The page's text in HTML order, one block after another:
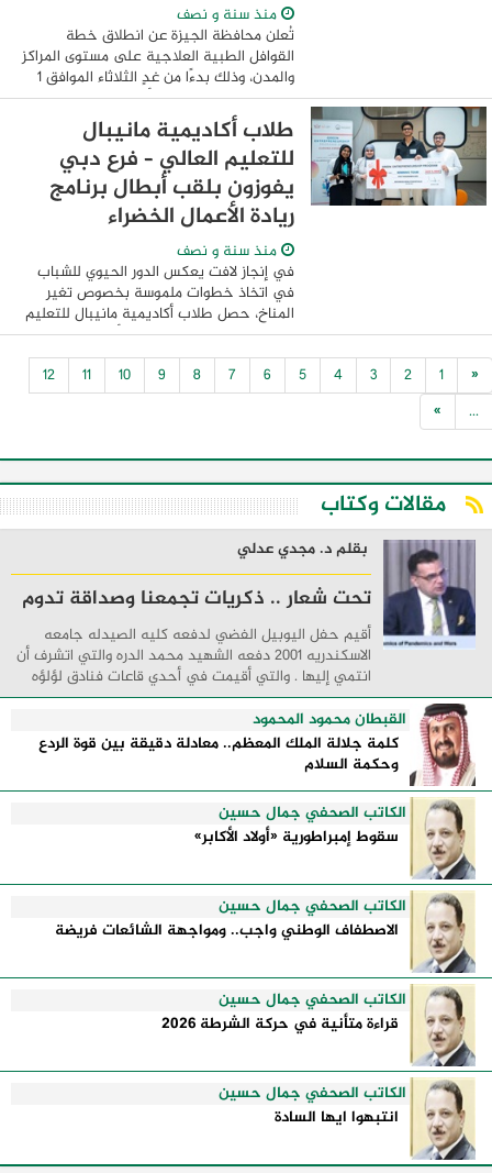
منذ سنة و نصف
تُعلن محافظة الجيزة عن انطلاق خطة
القوافل الطبية العلاجية على مستوى المراكز
والمدن، وذلك بدءًا من غدٍ الثلاثاء الموافق 1
يوليو 2025، ومن المقرر أن تستمر لمدة 6
أشهر حتى نهاية ديسمبر 2025. وأكد ...
طلاب أكاديمية مانيبال
للتعليم العالي – فرع دبي
يفوزون بلقب أبطال برنامج
ريادة الأعمال الخضراء
منذ سنة و نصف
في إنجاز لافت يعكس الدور الحيوي للشباب
في اتخاذ خطوات ملموسة بخصوص تغير
المناخ، حصل طلاب أكاديمية مانيبال للتعليم
العالي – فرع دبي على لقب أبطال برنامج
ريادة الأعمال الخضراء الذي تستضيفه جامعة
عجمان ...
«
1
2
3
4
5
6
7
8
9
10
11
12
...
»
مقالات وكتاب
بقلم د. مجدي عدلي
تحت شعار .. ذكريات تجمعنا وصداقة تدوم
أقيم حفل اليوبيل الفضي لدفعه كليه الصيدله جامعه
الاسكندريه 2001 دفعه الشهيد محمد الدره والتي اتشرف أن
انتمي إليها . والتي أقيمت في أحدي قاعات فنادق لؤلؤه
البحر الأبيض المتوسط مدينه السحر والجمال ...
القبطان محمود المحمود
كلمة جلالة الملك المعظم.. معادلة دقيقة بين قوة الردع
وحكمة السلام
الكاتب الصحفي جمال حسين
سقوط إمبراطورية «أولاد الأكابر»
الكاتب الصحفي جمال حسين
الاصطفاف الوطني واجب.. ومواجهة الشائعات فريضة
الكاتب الصحفي جمال حسين
قراءة متأنية في حركة الشرطة 2026
الكاتب الصحفي جمال حسين
انتبهوا ايها السادة